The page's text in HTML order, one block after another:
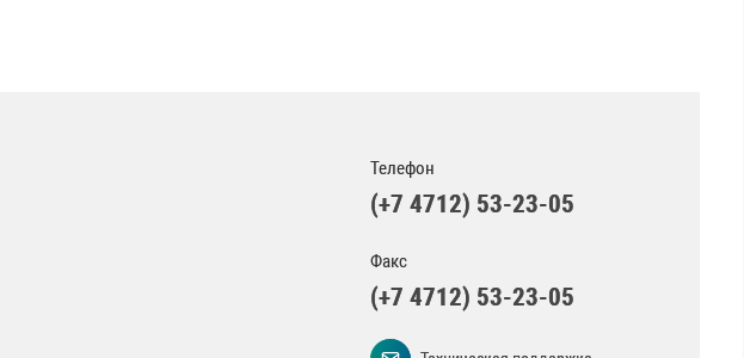
Телефон
(+7 4712) 53-23-05
Факс
(+7 4712) 53-23-05